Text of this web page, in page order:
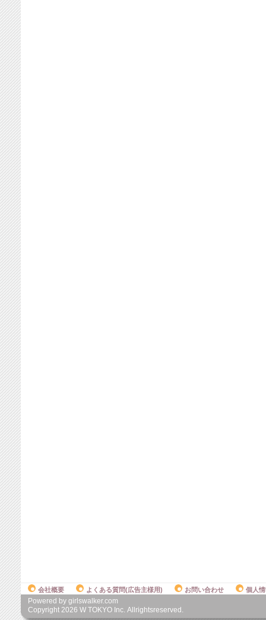
会社概要 よくある質問(広告主様用) お問い合わせ 個人
Powered by girlswalker.com
Copyright 2026 W TOKYO Inc. Allrightsreserved.